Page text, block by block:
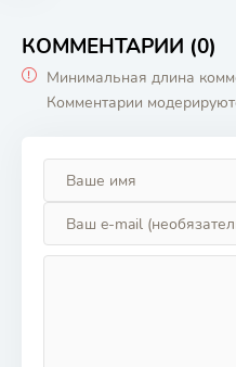
КОММЕНТАРИИ (0)
Минимальная длина
Комментарии